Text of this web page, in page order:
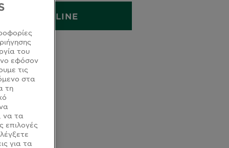
ΑΓΟΡΑ ONLINE
του
εφόσον
τις
στα
τη
να τα
επιλογές
για τα